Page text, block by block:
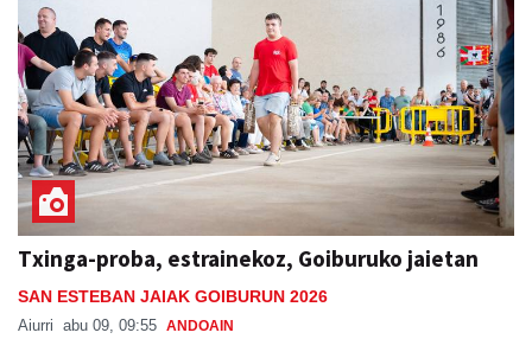
Txinga-proba, estrainekoz, Goiburuko jaietan
SAN ESTEBAN JAIAK GOIBURUN 2026
Aiurri abu 09, 09:55 ANDOAIN